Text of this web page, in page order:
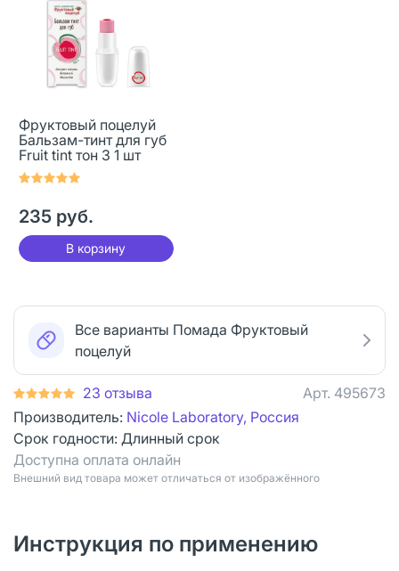
Фруктовый поцелуй
Бальзам-тинт для губ
Fruit tint тон 3 1 шт
235 руб.
В корзину
Все варианты Помада Фруктовый
поцелуй
23 отзыва Арт. 495673
Производитель: Nicole Laboratory, Россия
Срок годности: Длинный срок
Доступна оплата онлайн
Bнешний вид товара может отличаться от изображённого
Инструкция по применению